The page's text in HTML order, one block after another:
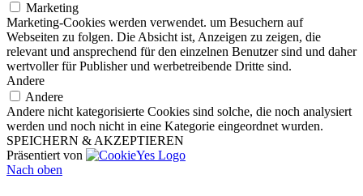
Marketing
Marketing-Cookies werden verwendet. um Besuchern auf
Webseiten zu folgen. Die Absicht ist, Anzeigen zu zeigen, die
relevant und ansprechend für den einzelnen Benutzer sind und daher
wertvoller für Publisher und werbetreibende Dritte sind.
Andere
Andere
Andere nicht kategorisierte Cookies sind solche, die noch analysiert
werden und noch nicht in eine Kategorie eingeordnet wurden.
SPEICHERN & AKZEPTIEREN
Präsentiert von
Nach oben